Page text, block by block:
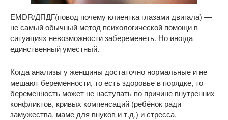
EMDR/ДПДГ(повод почему клиентка глазами двигала) —
не самый обычный метод психологической помощи в
ситуациях невозможности забеременеть. Но иногда
единственный уместный.
Когда анализы у женщины достаточно нормальные и не
мешают беременности, то есть здоровье в порядке, то
беременность может не наступать по причине внутренних
конфликтов, кривых компенсаций (ребёнок ради
замужества, маме для внуков и т.д.) и стресса.